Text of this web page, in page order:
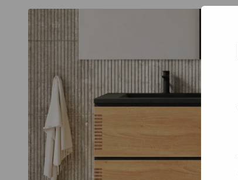
OAKWOOD